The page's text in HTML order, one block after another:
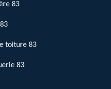
83
toiture 83
83